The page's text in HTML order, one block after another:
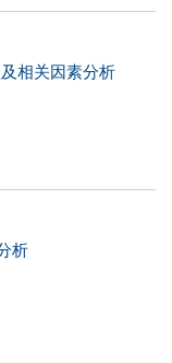
相关因素分析
析